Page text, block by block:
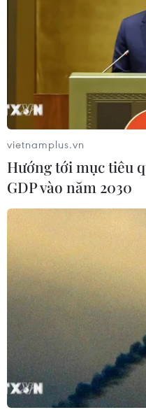
vietnamplus.vn
Hướng tới mục tiêu
GDP vào năm 2030